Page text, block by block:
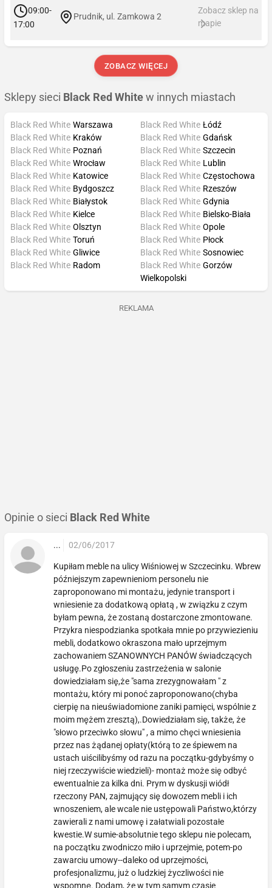
09:00-
17:00
Prudnik, ul. Zamkowa 2
Zobacz sklep na
mapie
ZOBACZ WIĘCEJ
Sklepy sieci Black Red White w innych miastach
Black Red White Warszawa
Black Red White Kraków
Black Red White Poznań
Black Red White Wrocław
Black Red White Łódź
Black Red White Gdańsk
Black Red White Szczecin
Black Red White Lublin
Black Red White Katowice
Black Red White Bydgoszcz
Black Red White Białystok
Black Red White Kielce
Black Red White Częstochowa
Black Red White Rzeszów
Black Red White Gdynia
Black Red White Bielsko-Biała
Black Red White Olsztyn
Black Red White Toruń
Black Red White Gliwice
Black Red White Radom
Black Red White Opole
Black Red White Płock
Black Red White Sosnowiec
Black Red White Gorzów
Wielkopolski
REKLAMA
Opinie o sieci Black Red White
... 02/06/2017
Kupiłam meble na ulicy Wiśniowej w Szczecinku. Wbrew
późniejszym zapewnieniom personelu nie
zaproponowano mi montażu, jedynie transport i
wniesienie za dodatkową opłatą , w związku z czym
byłam pewna, że zostaną dostarczone zmontowane.
Przykra niespodzianka spotkała mnie po przywiezieniu
mebli, dodatkowo okraszona mało uprzejmym
zachowaniem SZANOWNYCH PANÓW świadczących
usługę.Po zgłoszeniu zastrzeżenia w salonie
dowiedziałam się,że "sama zrezygnowałam " z
montażu, który mi ponoć zaproponowano(chyba
cierpię na nieuświadomione zaniki pamięci, wspólnie z
moim mężem zresztą),.Dowiedziałam się, także, że
"słowo przeciwko słowu" , a mimo chęci wniesienia
przez nas żądanej opłaty(którą to ze śpiewem na
ustach uiścilibyśmy od razu na początku-gdybyśmy o
niej rzeczywiście wiedzieli)- montaż może się odbyć
ewentualnie za kilka dni. Prym w dyskusji wiódł
rzeczony PAN, zajmujący się dowozem mebli i ich
wnoszeniem, ale wcale nie ustępowali Państwo,którzy
zawierali z nami umowę i załatwiali pozostałe
kwestie.W sumie-absolutnie tego sklepu nie polecam,
na początku zwodniczo miło i uprzejmie, potem-po
zawarciu umowy--daleko od uprzejmości,
profesjonalizmu, już o ludzkiej życzliwości nie
wspomnę. Dodam, że w tym samym czasie